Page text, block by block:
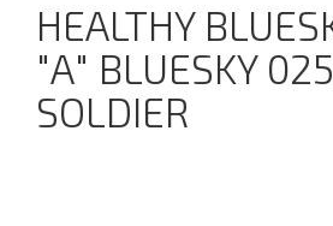
HEALTHY
"А" BLUESKY
SOLDIER